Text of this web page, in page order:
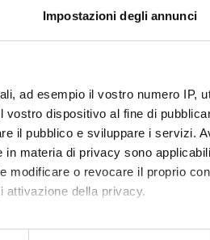
Impostazioni degli annunci
ad esempio il vostro numero IP,
dispositivo al fine di
il pubblico e sviluppare i servizi.
materia di privacy sono
modificare o revocare il proprio
attivazione della privacy.
high-quality layers and high-
to be scaled up at an industrial
is used in this process. The
www.elsevier.com/wps/find/
340175
29, 2012
27, 2022
N.; Bosio, A.;Romeo, Alessandro,